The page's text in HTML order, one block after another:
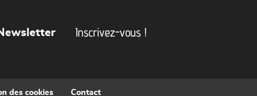
Inscrivez-vous !
des cookies Contact